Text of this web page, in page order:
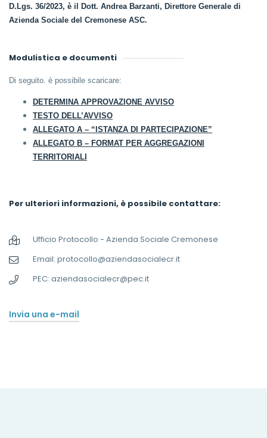
D.Lgs. 36/2023, è il Dott. Andrea Barzanti, Direttore Generale di
Azienda Sociale del Cremonese ASC.
Modulistica e documenti
Di seguito. è possibile scaricare:
DETERMINA APPROVAZIONE AVVISO
TESTO DELL’AVVISO
ALLEGATO A – “ISTANZA DI PARTECIPAZIONE”
ALLEGATO B – FORMAT PER AGGREGAZIONI
TERRITORIALI
Per ulteriori informazioni, è possibile contattare:
Ufficio Protocollo - Azienda Sociale Cremonese
Email: protocollo@aziendasocialecr.it
PEC: aziendasocialecr@pec.it
Invia una e-mail